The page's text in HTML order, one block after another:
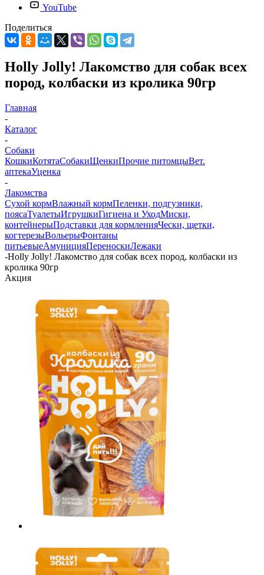
YouTube
Поделиться
Holly Jolly! Лакомство для собак всех
пород, колбаски из кролика 90гр
Главная
-
Каталог
-
Собаки
КошкиКотятаСобакиЩенкиПрочие питомцыВет.
аптекаУценка
-
Лакомства
Сухой кормВлажный кормПеленки, подгузники,
поясаТуалетыИгрушкиГигиена и УходМиски,
контейнерыПодставки для кормленияЧески, щетки,
когтерезыВольерыФонтаны
питьевыеАмуницияПереноскиЛежаки
-Holly Jolly! Лакомство для собак всех пород, колбаски из
кролика 90гр
Акция